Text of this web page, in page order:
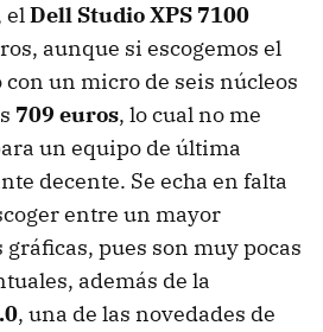
elDell StudioXPS 7100
aunque si escogemos el
con un micro de seis núcleos
709 euros, lo cual no me
un equipo de última
decente. Se echa en falta
entre un mayor
pues son muy pocas
además de la
, una de las novedades de